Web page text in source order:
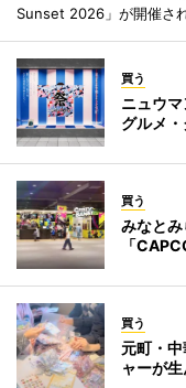
Sunset 2026」が開催され
買う
ニュウ
グルメ
買う
みなと
「
買う
元町・
ャーが